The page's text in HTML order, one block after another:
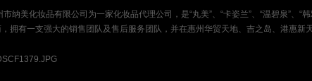
市纳美化妆品有限公司为一家化妆品代理公司，是“丸美”、“卡姿兰”、“温碧泉”、“
拥有一支强大的销售团队及售后服务团队，并在惠州华贸天地、吉之岛、港惠新